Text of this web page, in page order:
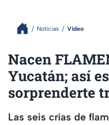
Noticias Video
Nacen
Yucatán; así
sorprenderte
Las seis crías de